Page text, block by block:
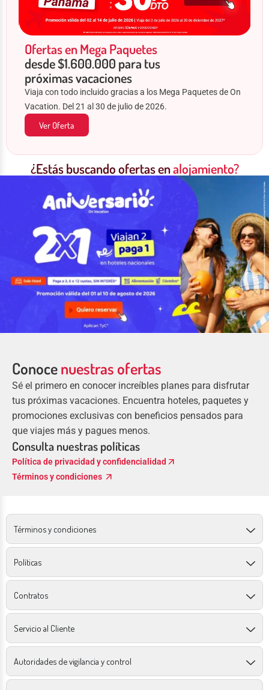
Ofertas en Mega Paquetes
desde $1.600.000 para tus
próximas vacaciones
Viaja con todo incluido gracias a los Mega Paquetes de On
Vacation. Del 21 al 30 de julio de 2026.
Ver Oferta
¿Estás buscando ofertas enalojamiento?
Conocenuestras ofertas
Sé el primero en conocer increíbles planes para disfrutar
tus próximas vacaciones. Encuentra hoteles, paquetes y
promociones exclusivas con beneficios pensados para
que viajes más y pagues menos.
Consulta nuestras políticas
Política de privacidad y confidencialidad arrow_outward
Términos y condiciones arrow_outward
Términos y condiciones
Políticas
Contratos
Servicio al Cliente
Autoridades de vigilancia y control